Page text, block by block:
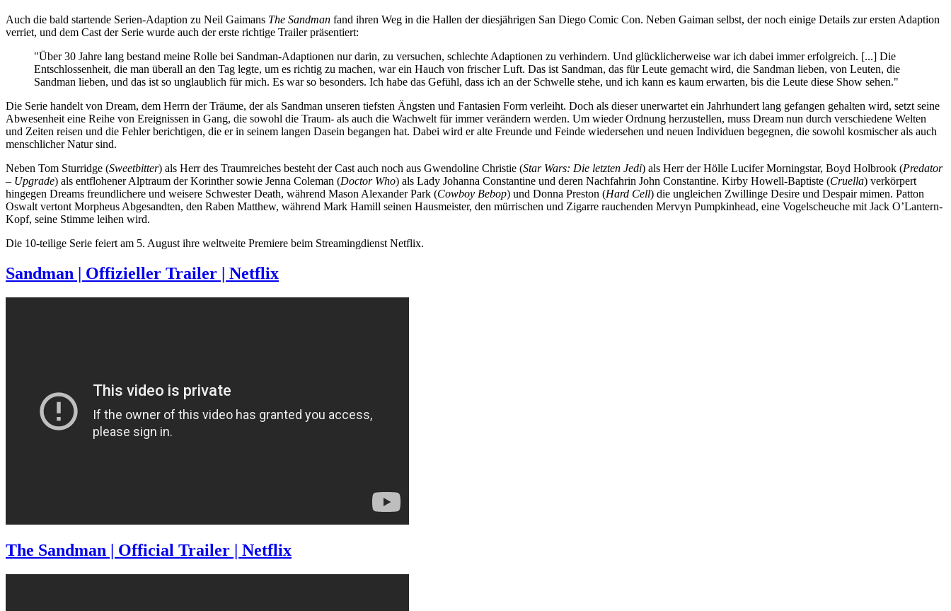
Auch die bald startende Serien-Adaption zu Neil Gaimans The Sandman fand ihren Weg in die Hallen der diesjährigen San Diego Comic Con. Neben Gaiman selbst, der noch einige Details zur ersten Adaption
verriet, und dem Cast der Serie wurde auch der erste richtige Trailer präsentiert:
"Über 30 Jahre lang bestand meine Rolle bei Sandman-Adaptionen nur darin, zu versuchen, schlechte Adaptionen zu verhindern. Und glücklicherweise war ich dabei immer erfolgreich. [...] Die
Entschlossenheit, die man überall an den Tag legte, um es richtig zu machen, war ein Hauch von frischer Luft. Das ist Sandman, das für Leute gemacht wird, die Sandman lieben, von Leuten, die
Sandman lieben, und das ist so unglaublich für mich. Es war so besonders. Ich habe das Gefühl, dass ich an der Schwelle stehe, und ich kann es kaum erwarten, bis die Leute diese Show sehen."
Die Serie handelt von Dream, dem Herrn der Träume, der als Sandman unseren tiefsten Ängsten und Fantasien Form verleiht. Doch als dieser unerwartet ein Jahrhundert lang gefangen gehalten wird, setzt seine
Abwesenheit eine Reihe von Ereignissen in Gang, die sowohl die Traum- als auch die Wachwelt für immer verändern werden. Um wieder Ordnung herzustellen, muss Dream nun durch verschiedene Welten
und Zeiten reisen und die Fehler berichtigen, die er in seinem langen Dasein begangen hat. Dabei wird er alte Freunde und Feinde wiedersehen und neuen Individuen begegnen, die sowohl kosmischer als auch
menschlicher Natur sind.
Neben Tom Sturridge (Sweetbitter) als Herr des Traumreiches besteht der Cast auch noch aus Gwendoline Christie (Star Wars: Die letzten Jedi) als Herr der Hölle Lucifer Morningstar, Boyd Holbrook (Predator
– Upgrade) als entflohener Alptraum der Korinther sowie Jenna Coleman (Doctor Who) als Lady Johanna Constantine und deren Nachfahrin John Constantine. Kirby Howell-Baptiste (Cruella) verkörpert
hingegen Dreams freundlichere und weisere Schwester Death, während Mason Alexander Park (Cowboy Bebop) und Donna Preston (Hard Cell) die ungleichen Zwillinge Desire und Despair mimen. Patton
Oswalt vertont Morpheus Abgesandten, den Raben Matthew, während Mark Hamill seinen Hausmeister, den mürrischen und Zigarre rauchenden Mervyn Pumpkinhead, eine Vogelscheuche mit Jack O’Lantern-
Kopf, seine Stimme leihen wird.
Die 10-teilige Serie feiert am 5. August ihre weltweite Premiere beim Streamingdienst Netflix.
Sandman | Offizieller Trailer | Netflix
The Sandman | Official Trailer | Netflix